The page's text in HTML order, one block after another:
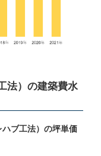
法）の建築費水
ブ工法）の坪単価